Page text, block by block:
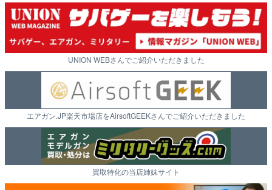
UNION WEBさんでご紹介いただきました
エアガン.JP楽天市場店をAirsoftGEEKさんでご紹介いただきました
買取特化の当店姉妹サイト